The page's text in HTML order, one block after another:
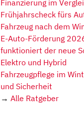
Finanzierung im
Frühjahrscheck fürs
Fahrzeug nach dem
E-Auto-Förderung
funktioniert der neue
Elektro und Hybrid
Fahrzeugpflege im
und Sicherheit
→ Alle Ratgeber